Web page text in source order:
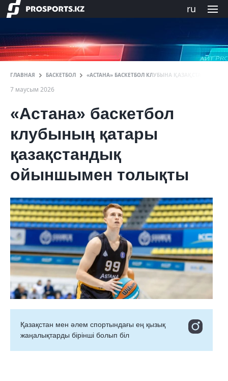
ru
ГЛАВНАЯ БАСКЕТБОЛ «АСТАНА» БАСКЕТБОЛ КЛУБЫНА ҚАЗАҚСТАНДЫҚ
7 маусым 2026
«Астана» баскетбол
клубының қатары
қазақстандық
ойыншымен толықты
Қазақстан мен әлем спортындағы ең қызық
жаңалықтарды бірінші болып біл